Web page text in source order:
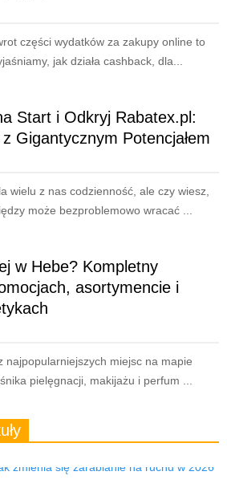
części wydatków za zakupy online to
jak działa cashback, dla...
Start i Odkryj Rabatex.pl:
Gigantycznym Potencjałem
wielu z nas codzienność, ale czy wiesz,
może bezproblemowo wracać ...
w Hebe? Kompletny
asortymencie i
najpopularniejszych miejsc na mapie
pielęgnacji, makijażu i perfum ...